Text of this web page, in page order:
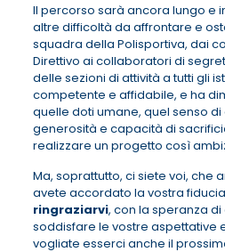
Il percorso sarà ancora lungo e
altre difficoltà da affrontare e
squadra della Polisportiva, dai
Direttivo ai collaboratori di
delle sezioni di attività a tutti gli
competente e affidabile, e ha
quelle doti umane, quel senso
generosità e capacità di
realizzare un progetto così
Ma, soprattutto, ci siete voi, che
avete accordato la vostra
ringraziarvi, con la speranza
soddisfare le vostre aspettative
vogliate esserci anche il